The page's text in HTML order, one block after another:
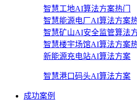
智慧工地AI算法方案热门
智慧能源电厂AI算法方案
智慧矿山AI安全监管算法
智慧楼宇场馆AI算法方案
新能源充电站AI算法方案
智慧港口码头AI算法方案
成功案例